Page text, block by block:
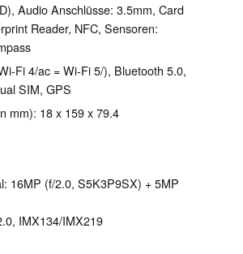
Audio Anschlüsse: 3.5mm, Card
Reader, NFC, Sensoren:
Fi 4/ac = Wi-Fi 5/), Bluetooth 5.0,
SIM, GPS
mm): 18 x 159 x 79.4
16MP (f/2.0, S5K3P9SX) + 5MP
IMX134/IMX219